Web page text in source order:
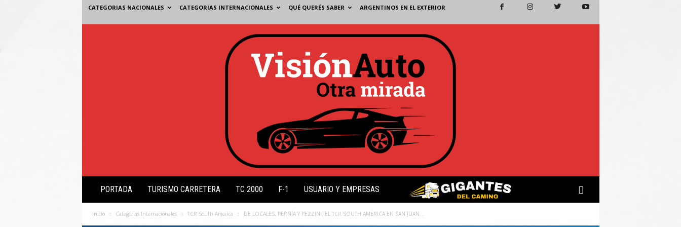
CATEGORIAS NACIONALES CATEGORIAS INTERNACIONALES QUÉ QUERÉS SABER ARGENTINOS EN EL EXTERIOR
s
ó
PORTADA TURISMO CARRETERA TC 2000 F-1 USUARIO Y EMPRESAS
Inicio Categorias Internacionales TCR South America DE LOCALES, PERNÍA Y PEZZINI. EL TCR SOUTH AMÉRICA EN SAN JUAN...